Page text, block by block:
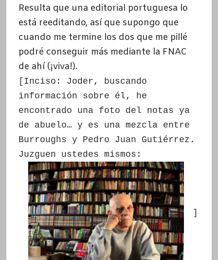
Resulta que una editorial portuguesa lo
está reeditando, así que supongo que
cuando me termine los dos que me pillé
podré conseguir más mediante la FNAC
de ahí (¡viva!).
[Inciso: Joder, buscando
información sobre él, he
encontrado una foto del notas ya
de abuelo… y es una mezcla entre
Burroughs y Pedro Juan Gutiérrez.
Juzguen ustedes mismos:
]